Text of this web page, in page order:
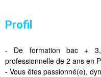
Profil
- De formation bac + 3,
professionnelle de 2 ans en
- Vous êtes passionné(e),